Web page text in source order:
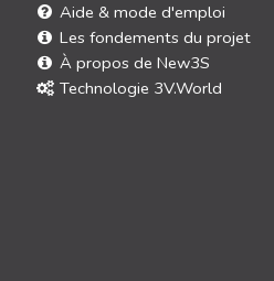
Aide & mode d'emploi
Les fondements du projet
À propos de New3S
Technologie 3V.World